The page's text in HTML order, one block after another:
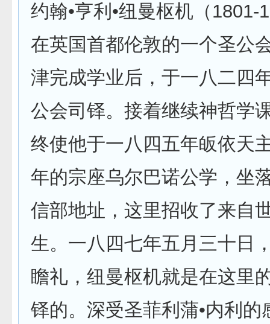
约翰•亨利•纽曼枢机（1801-
在英国首都伦敦的一个圣公
津完成学业后，于一八二四
公会司铎。接着继续神哲学
终使他于一八四五年皈依天
年的宗座乌尔巴诺公学，坐
信部地址，这里招收了来自
生。一八四七年五月三十日
瞻礼，纽曼枢机就是在这里
铎的。深受圣菲利蒲•内利的